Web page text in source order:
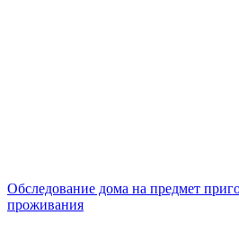
Обследование дома на предмет
проживания